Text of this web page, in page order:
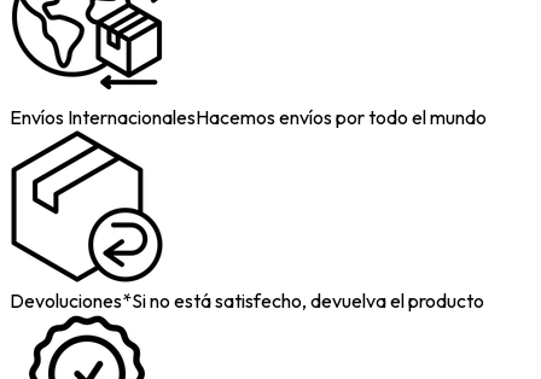
Envíos InternacionalesHacemos envíos por todo el mundo
Devoluciones*Si no está satisfecho, devuelva el producto